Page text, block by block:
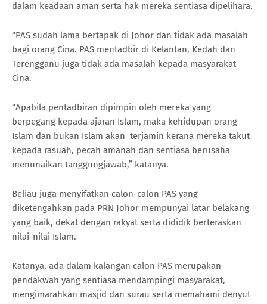
dalam keadaan aman serta hak mereka sentiasa dipelihara.
“PAS sudah lama bertapak di Johor dan tidak ada masalah
bagi orang Cina. PAS mentadbir di Kelantan, Kedah dan
Terengganu juga tidak ada masalah kepada masyarakat
Cina.
“Apabila pentadbiran dipimpin oleh mereka yang
berpegang kepada ajaran Islam, maka kehidupan orang
Islam dan bukan Islam akan terjamin kerana mereka takut
kepada rasuah, pecah amanah dan sentiasa berusaha
menunaikan tanggungjawab,” katanya.
Beliau juga menyifatkan calon-calon PAS yang
diketengahkan pada PRN Johor mempunyai latar belakang
yang baik, dekat dengan rakyat serta dididik berteraskan
nilai-nilai Islam.
Katanya, ada dalam kalangan calon PAS merupakan
pendakwah yang sentiasa mendampingi masyarakat,
mengimarahkan masjid dan surau serta memahami denyut